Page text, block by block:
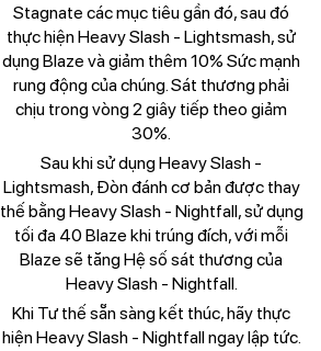
Stagnate các mục tiêu gần đó, sau đó
thực hiện Heavy Slash - Lightsmash, sử
dụng Blaze và giảm thêm 10% Sức mạnh
rung động của chúng. Sát thương phải
chịu trong vòng 2 giây tiếp theo giảm
30%.
Sau khi sử dụng Heavy Slash -
Lightsmash, Đòn đánh cơ bản được thay
thế bằng Heavy Slash - Nightfall, sử dụng
tối đa 40 Blaze khi trúng đích, với mỗi
Blaze sẽ tăng Hệ số sát thương của
Heavy Slash - Nightfall.
Khi Tư thế sẵn sàng kết thúc, hãy thực
hiện Heavy Slash - Nightfall ngay lập tức.